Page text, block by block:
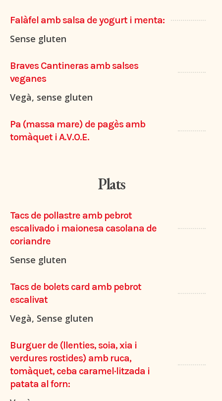
Falàfel amb salsa de yogurt i menta:
Sense gluten
Braves Cantineras amb salses
veganes
Vegà, sense gluten
Pa (massa mare) de pagès amb
tomàquet i A.V.O.E.
Plats
Tacs de pollastre amb pebrot
escalivado i maionesa casolana de
coriandre
Sense gluten
Tacs de bolets card amb pebrot
escalivat
Vegà, Sense gluten
Burguer de (llenties, soia, xia i
verdures rostides) amb ruca,
tomàquet, ceba caramel·litzada i
patata al forn: